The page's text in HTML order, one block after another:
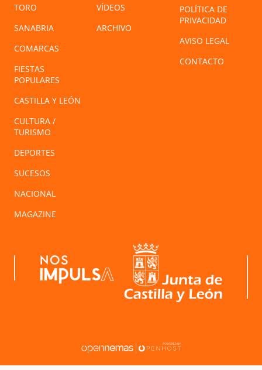
TORO
SANABRIA
COMARCAS
FIESTAS
POPULARES
CASTILLA Y LEÓN
CULTURA /
TURISMO
DEPORTES
SUCESOS
NACIONAL
MAGAZINE
VÍDEOS
ARCHIVO
POLÍTICA DE
PRIVACIDAD
AVISO LEGAL
CONTACTO